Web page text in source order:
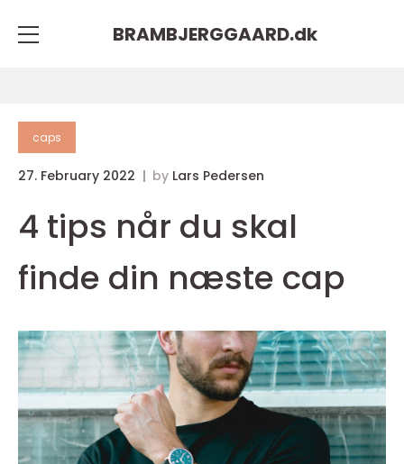
BRAMBJERGGAARD.dk
caps
27. February 2022 by Lars Pedersen
4 tips når du skal
finde din næste cap